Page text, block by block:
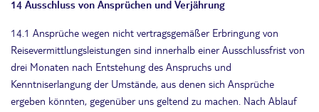
14 Ausschluss von Ansprüchen und Verjährung
14.1 Ansprüche wegen nicht vertragsgemäßer Erbringung von
Reisevermittlungsleistungen sind innerhalb einer Ausschlussfrist von
drei Monaten nach Entstehung des Anspruchs und
Kenntniserlangung der Umstände, aus denen sich Ansprüche
ergeben könnten, gegenüber uns geltend zu machen. Nach Ablauf